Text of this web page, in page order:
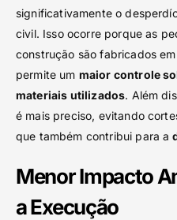
significativamente o
civil. Isso ocorre porque as
construção são fabricados
permite um maior controle
materiais utilizados. Além
é mais preciso, evitando
que também contribui para a
Menor Impacto
a Execução